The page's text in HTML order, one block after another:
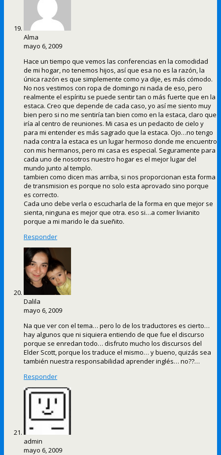
Alma
mayo 6, 2009
Hace un tiempo que vemos las conferencias en la comodidad
de mi hogar, no tenemos hijos, así que esa no es la razón, la
única razón es que simplemente como ya dije, es más cómodo.
No nos vestimos con ropa de domingo ni nada de eso, pero
realmente el espíritu se puede sentir tan o más fuerte que en la
estaca. Creo que depende de cada caso, yo así me siento muy
bien pero si no me sentiría tan bien como en la estaca, claro que
iría al centro de reuniones. Mi casa es un pedacito de cielo y
para mi entender es más sagrado que la estaca. Ojo…no tengo
nada contra la estaca es un lugar hermoso donde me encuentro
con mis hermanos, pero mi casa es especial. Seguramente para
cada uno de nosotros nuestro hogar es el mejor lugar del
mundo junto al templo.
tambien como dicen mas arriba, si nos proporcionan esta forma
de transmision es porque no solo esta aprovado sino porque
es correcto.
Cada uno debe verla o escucharla de la forma en que mejor se
sienta, ninguna es mejor que otra. eso si…a comer livianito
porque a mi marido le da sueñito.
Responder
Dalila
mayo 6, 2009
Na que ver con el tema… pero lo de los traductores es cierto…
hay algunos que ni siquiera entiendo de que fue el discurso
porque se enredan todo… disfruto mucho los discursos del
Elder Scott, porque los traduce el mismo… y bueno, quizás sea
también nuestra responsabilidad aprender inglés… no??…
Responder
admin
mayo 6, 2009